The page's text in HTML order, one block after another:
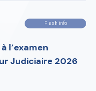
Flash info
l’examen
Judiciaire 2026